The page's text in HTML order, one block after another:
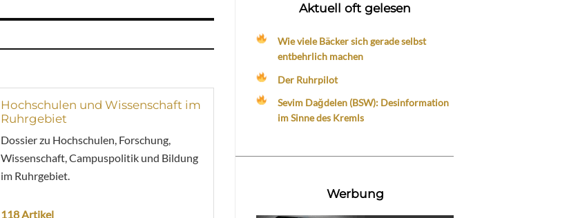
Hochschulen und Wissenschaft im
Ruhrgebiet
Dossier zu Hochschulen, Forschung,
Wissenschaft, Campuspolitik und Bildung
im Ruhrgebiet.
118 Artikel
Aktuell oft gelesen
Wie viele Bäcker sich gerade selbst
entbehrlich machen
Der Ruhrpilot
Sevim Dağdelen (BSW): Desinformation
im Sinne des Kremls
Werbung